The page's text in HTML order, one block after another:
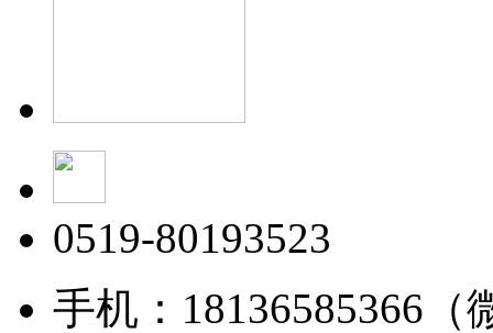
0519-80193523
手机：18136585366（